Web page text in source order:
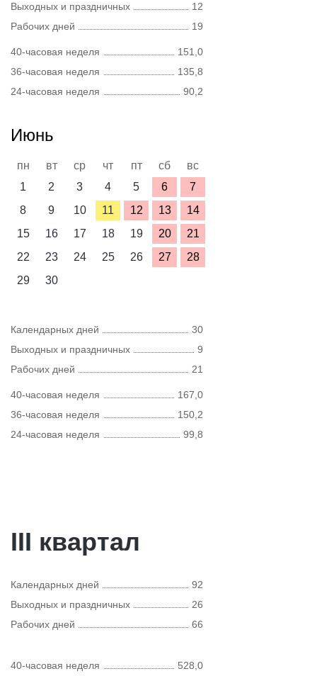
Выходных и праздничных
12
Рабочих дней
19
40-часовая неделя
151,0
36-часовая неделя
135,8
24-часовая неделя
90,2
Июнь
пн вт ср чт пт сб
вс
1
2 3 4 5 6
7
8
9 10 11 12 13
14
15
16 17 18 19 20
21
22
23 24 25 26 27
28
29
30
Календарных дней
30
Выходных и праздничных
9
Рабочих дней
21
40-часовая неделя
167,0
36-часовая неделя
150,2
24-часовая неделя
99,8
III квартал
Календарных дней
92
Выходных и праздничных
26
Рабочих дней
66
40-часовая неделя 528,0